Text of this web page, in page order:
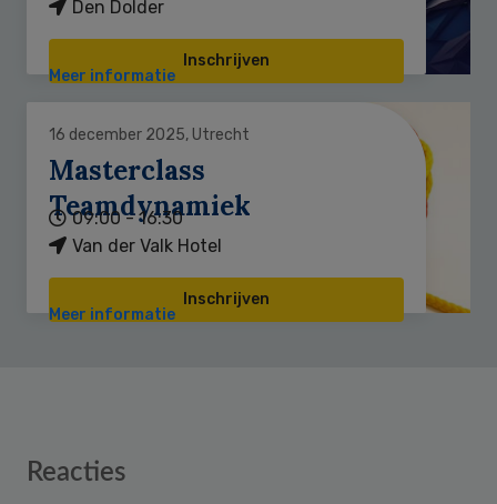
Den Dolder
Inschrijven
Meer informatie
16 december 2025, Utrecht
Masterclass
Teamdynamiek
09:00 - 16:30
Van der Valk Hotel
Inschrijven
Meer informatie
Reader
Reacties